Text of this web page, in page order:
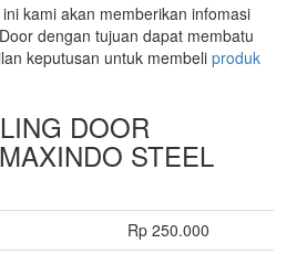
kami akan memberikan infomasi
dengan tujuan dapat membatu
keputusan untuk membeli produk
DOOR
STEEL
Rp 250.000